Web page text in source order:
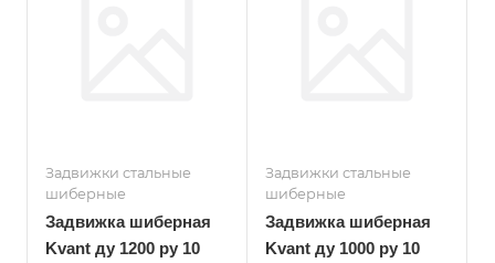
Задвижки стальные
шиберные
Задвижка шиберная
Kvant ду 1200 ру 10
Задвижки стальные
шиберные
Задвижка шиберная
Kvant ду 1000 ру 10